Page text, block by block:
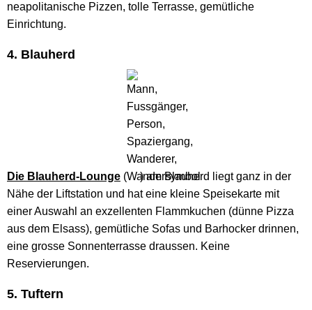
neapolitanische Pizzen, tolle Terrasse, gemütliche
Einrichtung.
4. Blauherd
Die Blauherd-Lounge (
) am Blauherd liegt ganz in der
Nähe der Liftstation und hat eine kleine Speisekarte mit
einer Auswahl an exzellenten Flammkuchen (dünne Pizza
aus dem Elsass), gemütliche Sofas und Barhocker drinnen,
eine grosse Sonnenterrasse draussen. Keine
Reservierungen.
5. Tuftern